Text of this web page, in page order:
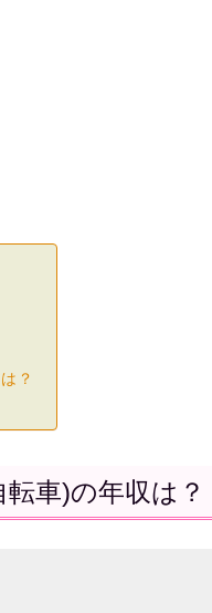
？
車)の年収は？